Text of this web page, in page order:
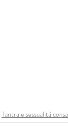
Tantra e sessualità